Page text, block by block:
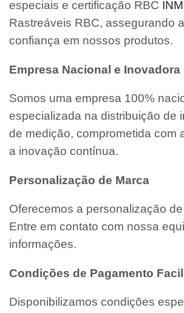
especiais e certificação RBC
Rastreáveis RBC, assegurando
confiança em nossos produtos.
Empresa Nacional e Inovadora
Somos uma empresa 100%
especializada na distribuição de
de medição, comprometida com
a inovação contínua.
Personalização de Marca
Oferecemos a personalização
Entre em contato com nossa
informações.
Condições de Pagamento
Disponibilizamos condições